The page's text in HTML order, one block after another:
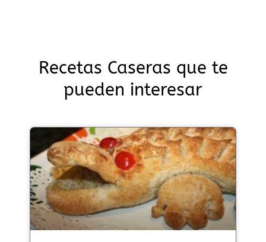
Recetas Caseras que te
pueden interesar